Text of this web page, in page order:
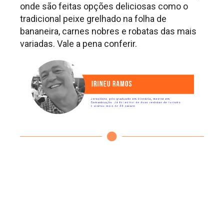
onde são feitas opções deliciosas como o
tradicional peixe grelhado na folha de
bananeira, carnes nobres e robatas das mais
variadas. Vale a pena conferir.